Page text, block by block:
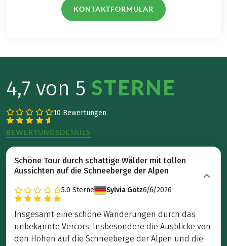
KONTAKTFORMULAR
4,7 von 5 STERNE
10 Bewertungen
BEWERTUNGSDETAILS
Schöne Tour durch schattige Wälder mit tollen
Aussichten auf die Schneeberge der Alpen
5.0 Sterne Sylvia Götz6/6/2026
Insgesamt eine schöne Wanderungen durch das
unbekannte Vercors. Insbesondere die Ausblicke von
den Höhen auf die Schneeberge der Alpen und die